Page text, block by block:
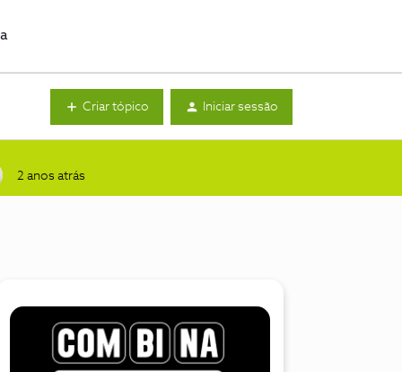
Criar tópico Iniciar sessão
2 anos atrás